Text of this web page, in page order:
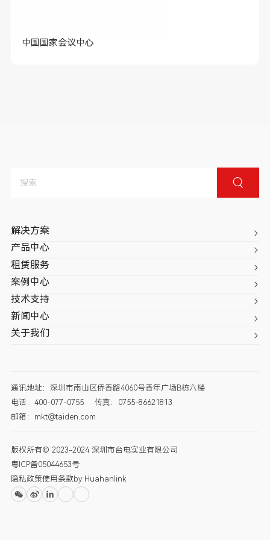
中国国家会议中心
解决方案
产品中心
租赁服务
案例中心
技术支持
新闻中心
关于我们
通讯地址：深圳市南山区侨香路4060号香年广场B栋六楼
电话：400-077-0755
传真：0755-86621813
邮箱：mkt@taiden.com
版权所有© 2023-2024 深圳市台电实业有限公司
粤ICP备05044653号
隐私政策使用条款 by Huahanlink